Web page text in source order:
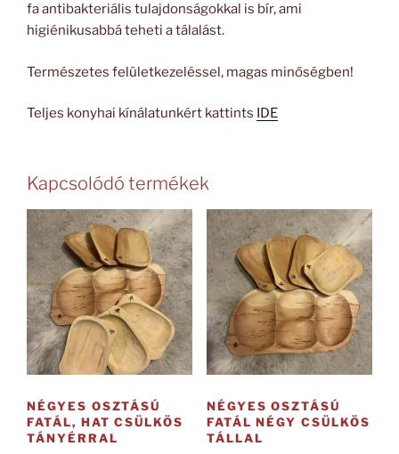
fa antibakteriális tulajdonságokkal is bír, ami
higiénikusabbá teheti a tálalást.
Természetes felületkezeléssel, magas minőségben!
Teljes konyhai kínálatunkért kattints IDE
Kapcsolódó termékek
NÉGYES OSZTÁSÚ
FATÁL, HAT CSÜLKÖS
TÁNYÉRRAL
NÉGYES OSZTÁSÚ
FATÁL NÉGY CSÜLKÖS
TÁLLAL